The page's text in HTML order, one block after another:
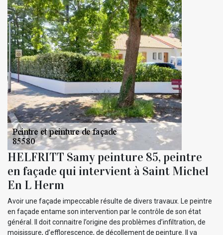
HELFRITT Samy peinture 85, peintre
en façade qui intervient à Saint Michel
En L Herm
Avoir une façade impeccable résulte de divers travaux. Le peintre
en façade entame son intervention par le contrôle de son état
général. Il doit connaitre l’origine des problèmes d’infiltration, de
moisissure, d’efflorescence, de décollement de peinture. Il va